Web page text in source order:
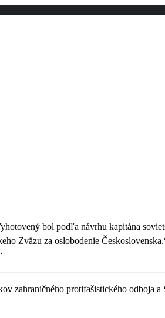
bol podľa návrhu kapitána
Zväzu za oslobodenie
zahraničného protifašistického odboja a